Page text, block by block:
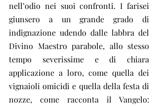
nell’odio nei suoi confronti. I farisei
giunsero a un grande grado di
indignazione udendo dalle labbra del
Divino Maestro parabole, allo stesso
tempo severissime e di chiara
applicazione a loro, come quella dei
vignaioli omicidi e quella della festa di
nozze, come racconta il Vangelo: